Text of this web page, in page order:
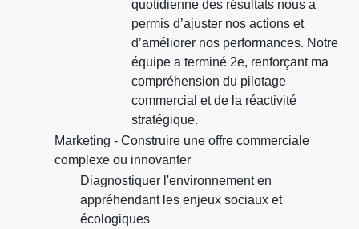
quotidienne des résultats nous a
permis d’ajuster nos actions et
d’améliorer nos performances. Notre
équipe a terminé 2e, renforçant ma
compréhension du pilotage
commercial et de la réactivité
stratégique.
Marketing - Construire une offre commerciale
complexe ou innovanter
Diagnostiquer l'environnement en
appréhendant les enjeux sociaux et
écologiques